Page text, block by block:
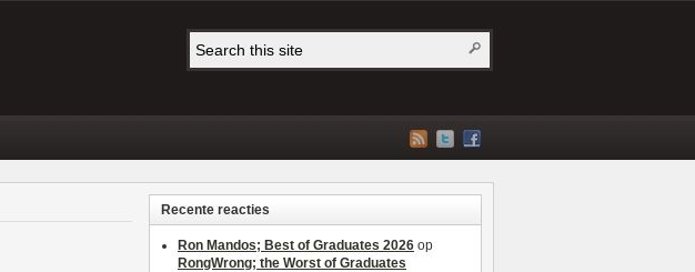
Recente reacties
Ron Mandos; Best of Graduates 2026 op
RongWrong; the Worst of Graduates